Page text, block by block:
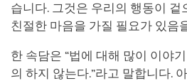
습니다. 그것은 우리의 행동이
친절한 마음을 가질 필요가 있음
한 속담은 “법에 대해 많이 이야
의 하지 않는다.”라고 말합니다.